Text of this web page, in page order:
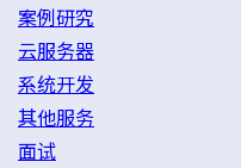
案例研究
云服务器
系统开发
其他服务
面试